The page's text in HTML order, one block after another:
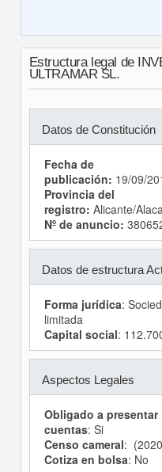
Estructura legal de
ULTRAMAR SL.
Datos de Constitución
Fecha de
publicación: 19/09/
Provincia del
registro: Alicante/
Nº de anuncio:
Datos de estructura
Forma jurídica:
limitada
Capital social:
Aspectos Legales
Obligado a presentar
cuentas: Si
Censo cameral:
Cotiza en bolsa: No